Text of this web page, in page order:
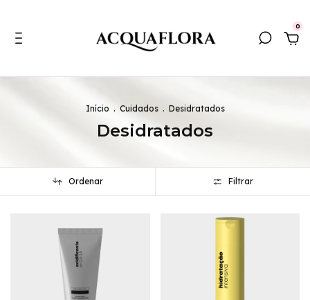
0
Início . Cuidados . Desidratados
Desidratados
Ordenar Filtrar